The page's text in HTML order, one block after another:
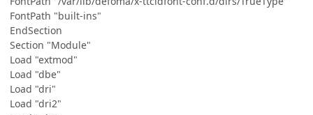
FontPath "built-ins"
EndSection
Section "Module"
Load "extmod"
Load "dbe"
Load "dri"
Load "dri2"